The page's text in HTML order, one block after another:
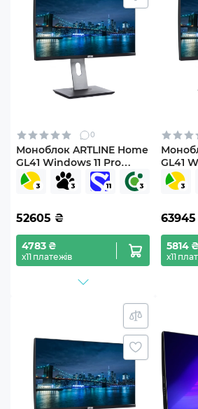
0
Моноблок ARTLINE Home
GL41 Windows 11 Pro
(GL41v07Win)
52605 ₴
4783 ₴
х11 платежів
GL41
63945
5814 ₴
х11